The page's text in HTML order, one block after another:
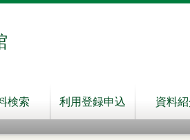
検索 利用登録申込 資料